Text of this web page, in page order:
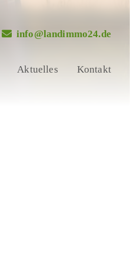
info@landimmo24.de
Aktuelles Kontakt